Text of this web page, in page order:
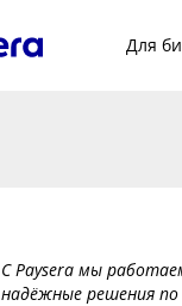
Для
С Paysera мы
надёжные решения